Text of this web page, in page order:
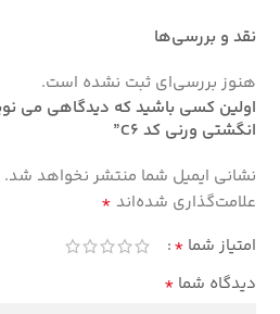
نقد و بررسی‌ها
هنوز بررسی‌ای ثبت نشده است.
انگشتی ورنی کد C6”
نشانی ایمیل شما منتشر نخواهد شد.
علامت‌گذاری شده‌اند *
امتیاز شما *
دیدگاه شما *